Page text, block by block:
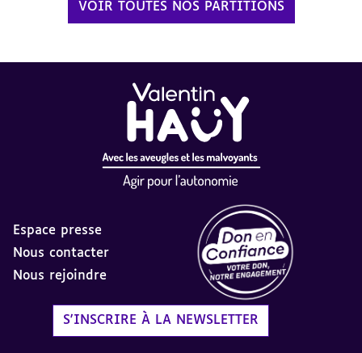
VOIR TOUTES NOS PARTITIONS
Espace presse
Nous contacter
Nous rejoindre
S'INSCRIRE À LA NEWSLETTER